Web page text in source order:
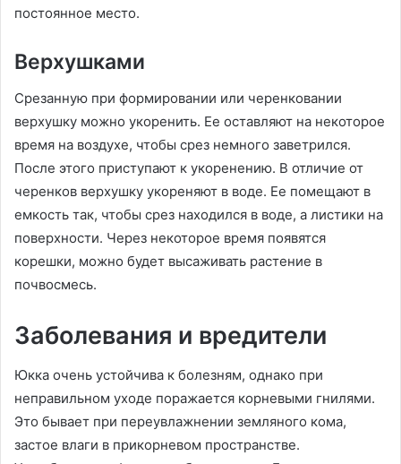
постоянное место.
Верхушками
Срезанную при формировании или черенковании
верхушку можно укоренить. Ее оставляют на некоторое
время на воздухе, чтобы срез немного заветрился.
После этого приступают к укоренению. В отличие от
черенков верхушку укореняют в воде. Ее помещают в
емкость так, чтобы срез находился в воде, а листики на
поверхности. Через некоторое время появятся
корешки, можно будет высаживать растение в
почвосмесь.
Заболевания и вредители
Юкка очень устойчива к болезням, однако при
неправильном уходе поражается корневыми гнилями.
Это бывает при переувлажнении земляного кома,
застое влаги в прикорневом пространстве.